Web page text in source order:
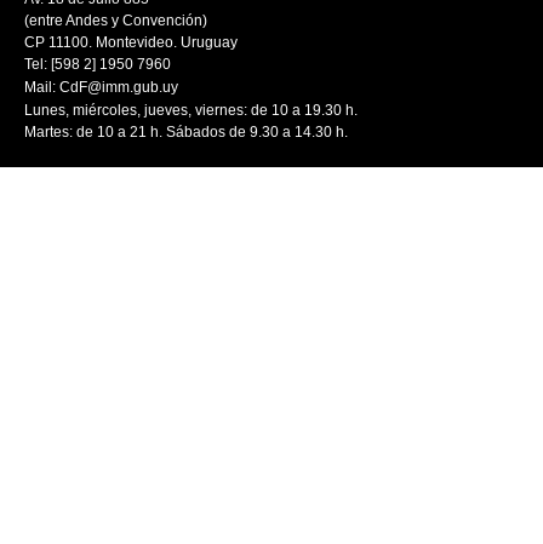
(entre Andes y Convención)
CP 11100. Montevideo. Uruguay
Tel: [598 2] 1950 7960
Mail: CdF@imm.gub.uy
Lunes, miércoles, jueves, viernes: de 10 a 19.30 h.
Martes: de 10 a 21 h. Sábados de 9.30 a 14.30 h.